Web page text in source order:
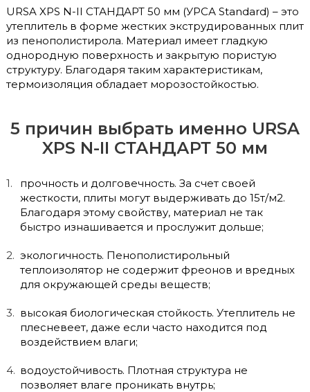
URSA XPS N-II СТАНДАРТ 50 мм (УРСА Standard) – это
утеплитель в форме жестких экструдированных плит
из пенополистирола. Материал имеет гладкую
однородную поверхность и закрытую пористую
структуру. Благодаря таким характеристикам,
термоизоляция обладает морозостойкостью.
5 причин выбрать именно URSA
XPS N-II СТАНДАРТ 50 мм
прочность и долговечность. За счет своей
жесткости, плиты могут выдерживать до 15т/м2.
Благодаря этому свойству, материал не так
быстро изнашивается и прослужит дольше;
экологичность. Пенополистирольный
теплоизолятор не содержит фреонов и вредных
для окружающей среды веществ;
высокая биологическая стойкость. Утеплитель не
плесневеет, даже если часто находится под
воздействием влаги;
водоустойчивость. Плотная структура не
позволяет влаге проникать внутрь;